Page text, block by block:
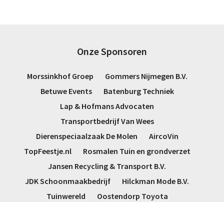
Onze Sponsoren
Morssinkhof Groep
Gommers Nijmegen B.V.
Betuwe Events
Batenburg Techniek
Lap & Hofmans Advocaten
Transportbedrijf Van Wees
Dierenspeciaalzaak De Molen
AircoVin
TopFeestje.nl
Rosmalen Tuin en grondverzet
Jansen Recycling & Transport B.V.
JDK Schoonmaakbedrijf
Hilckman Mode B.V.
Tuinwereld
Oostendorp Toyota